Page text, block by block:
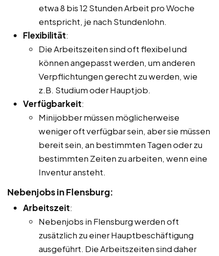
etwa 8 bis 12 Stunden Arbeit pro Woche
entspricht, je nach Stundenlohn.
Flexibilität:
Die Arbeitszeiten sind oft flexibel und
können angepasst werden, um anderen
Verpflichtungen gerecht zu werden, wie
z.B. Studium oder Hauptjob.
Verfügbarkeit:
Minijobber müssen möglicherweise
weniger oft verfügbar sein, aber sie müssen
bereit sein, an bestimmten Tagen oder zu
bestimmten Zeiten zu arbeiten, wenn eine
Inventur ansteht.
Nebenjobs in Flensburg:
Arbeitszeit:
Nebenjobs in Flensburg werden oft
zusätzlich zu einer Hauptbeschäftigung
ausgeführt. Die Arbeitszeiten sind daher